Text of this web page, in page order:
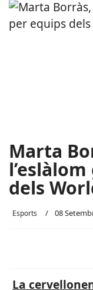
Marta
dels
Esports 08
La